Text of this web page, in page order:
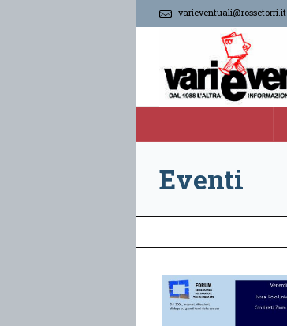
varieventuali@rossetorri.it
Eventi